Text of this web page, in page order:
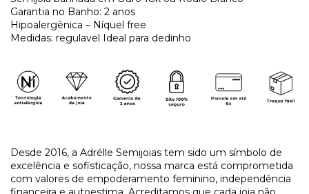
Garantia no Banho: 2 anos
Hipoalergênica – Níquel free
Medidas: regulavel Ideal para dedinho
Desde 2016, a Adrélle Semijoias tem sido um símbolo de
excelência e sofisticação, nossa marca está comprometida
com valores de empoderamento feminino, independência